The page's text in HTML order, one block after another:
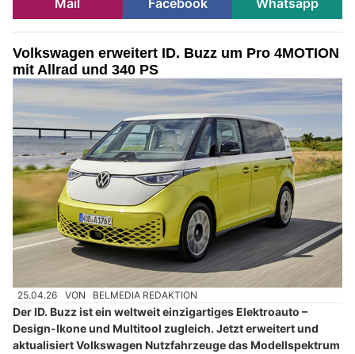
Volkswagen erweitert ID. Buzz um Pro 4MOTION
mit Allrad und 340 PS
25.04.26 VON BELMEDIA REDAKTION
Der ID. Buzz ist ein weltweit einzigartiges Elektroauto –
Design-Ikone und Multitool zugleich. Jetzt erweitert und
aktualisiert Volkswagen Nutzfahrzeuge das Modellspektrum